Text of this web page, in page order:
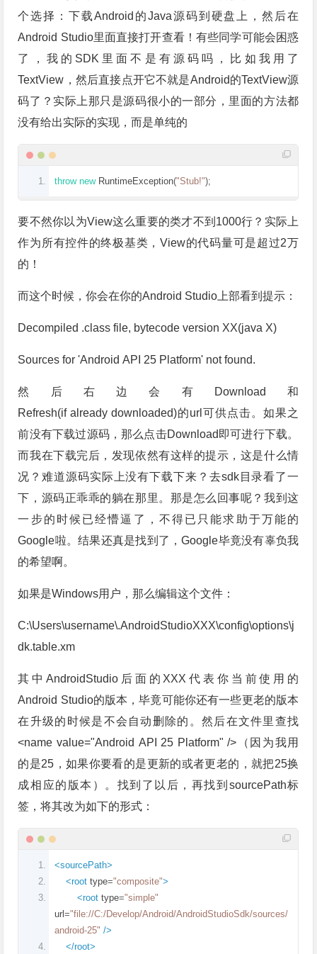
个选择：下载Android的Java源码到硬盘上，然后在
Android Studio里面直接打开查看！有些同学可能会困惑
了，我的SDK里面不是有源码吗，比如我用了
TextView，然后直接点开它不就是Android的TextView源
码了？实际上那只是源码很小的一部分，里面的方法都
没有给出实际的实现，而是单纯的
throw new RuntimeException("Stub!");
要不然你以为View这么重要的类才不到1000行？实际上
作为所有控件的终极基类，View的代码量可是超过2万
的！
而这个时候，你会在你的Android Studio上部看到提示：
Decompiled .class file, bytecode version XX(java X)
Sources for 'Android API 25 Platform' not found.
然后右边会有Download和
Refresh(if already downloaded)的url可供点击。如果之
前没有下载过源码，那么点击Download即可进行下载。
而我在下载完后，发现依然有这样的提示，这是什么情
况？难道源码实际上没有下载下来？去sdk目录看了一
下，源码正乖乖的躺在那里。那是怎么回事呢？我到这
一步的时候已经懵逼了，不得已只能求助于万能的
Google啦。结果还真是找到了，Google毕竟没有辜负我
的希望啊。
如果是Windows用户，那么编辑这个文件：
C:\Users\username\.AndroidStudioXXX\config\options\j
dk.table.xm
其中AndroidStudio后面的XXX代表你当前使用的
Android Studio的版本，毕竟可能你还有一些更老的版本
在升级的时候是不会自动删除的。然后在文件里查找
<name value="Android API 25 Platform" />（因为我用
的是25，如果你要看的是更新的或者更老的，就把25换
成相应的版本）。找到了以后，再找到sourcePath标
签，将其改为如下的形式：
<sourcePath>
<root type="composite">
<root type="simple"
url="file://C:/Develop/Android/AndroidStudioSdk/sources/
android-25" />
</root>